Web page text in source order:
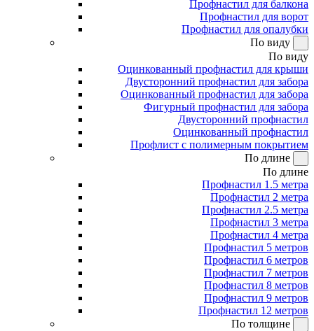
Профнастил для балкона
Профнастил для ворот
Профнастил для опалубки
По виду
По виду
Оцинкованный профнастил для крыши
Двусторонний профнастил для забора
Оцинкованный профнастил для забора
Фигурный профнастил для забора
Двусторонний профнастил
Оцинкованный профнастил
Профлист с полимерным покрытием
По длине
По длине
Профнастил 1.5 метра
Профнастил 2 метра
Профнастил 2.5 метра
Профнастил 3 метра
Профнастил 4 метра
Профнастил 5 метров
Профнастил 6 метров
Профнастил 7 метров
Профнастил 8 метров
Профнастил 9 метров
Профнастил 12 метров
По толщине